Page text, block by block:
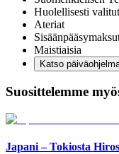
Huolellisesti
Ateriat
Maistiaisia
Katso
Suosittelemme
Japani – Tokiosta